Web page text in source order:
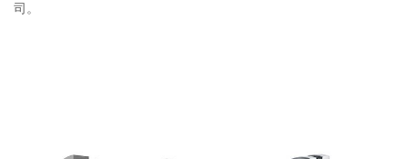
司。